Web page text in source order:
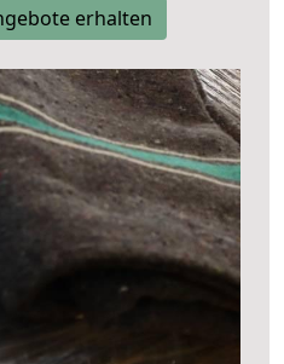
erhalten